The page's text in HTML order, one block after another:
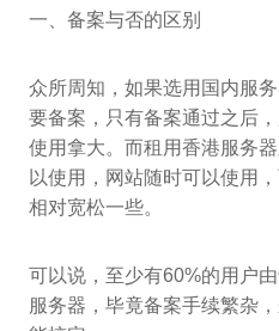
一、备案与否的区别
众所周知，如果选用国内服
要备案，只有备案通过之后
使用拿大。而租用香港服务
以使用，网站随时可以使用
相对宽松一些。
可以说，至少有60%的用户
服务器，毕竟备案手续繁杂